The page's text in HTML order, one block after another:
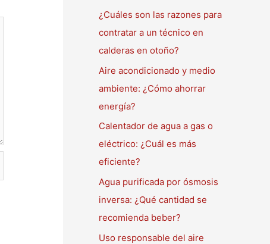
¿Cuáles son las razones para
contratar a un técnico en
calderas en otoño?
Aire acondicionado y medio
ambiente: ¿Cómo ahorrar
energía?
Calentador de agua a gas o
eléctrico: ¿Cuál es más
eficiente?
Agua purificada por ósmosis
inversa: ¿Qué cantidad se
recomienda beber?
Uso responsable del aire